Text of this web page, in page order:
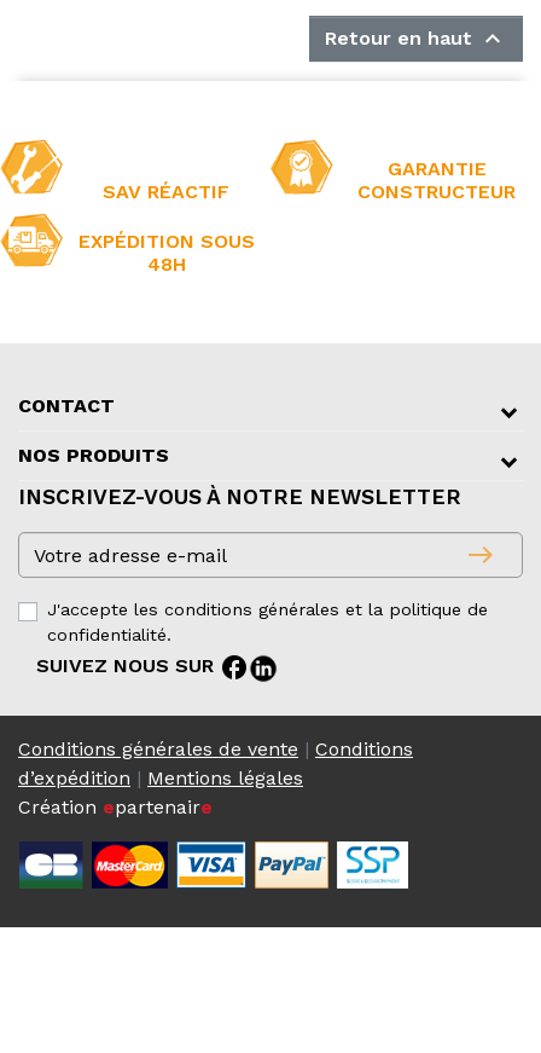
Retour en haut 
SAV RÉACTIF
GARANTIE
CONSTRUCTEUR
EXPÉDITION SOUS
48H
CONTACT
NOS PRODUITS
INSCRIVEZ-VOUS À NOTRE NEWSLETTER
east
J'accepte les conditions générales et la politique de
confidentialité.
SUIVEZ NOUS SUR facebook
Conditions générales de vente | Conditions
d’expédition | Mentions légales
Création epartenaire